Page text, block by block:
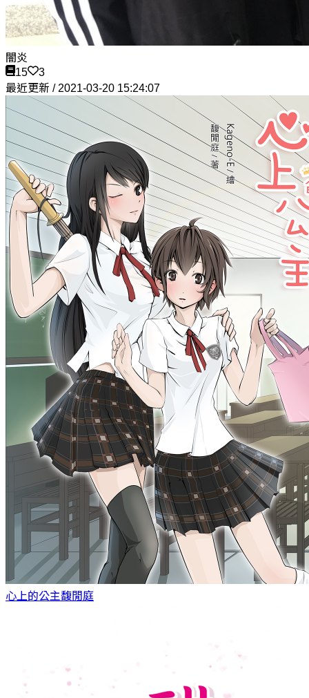
闇炎
15
3
最近更新 / 2021-03-20 15:24:07
心上的公主馥閒庭